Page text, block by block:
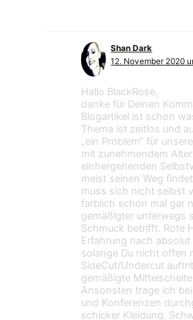
Shan Dark
12. November 2020
Hallo BlackRose,
danke für Deinen
Blogartikel ist schon
Thema ist zeitlos und
„ein Problem“ für
mit zunehmendem
einhergehenden
meist seinen Weg
muss sich nicht selbst
farblich schon mal gar
gemäßigter unterwegs
Schmuck betrifft. Rote
Erfahrung nach
solange Du nicht offen
SideCut/Undercut
gemäßigte
Ansonsten trage ich
und Konferenzen
schicker Kleidung.